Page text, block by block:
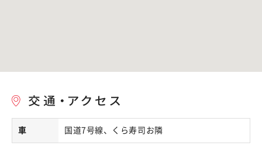
車 国道7号線、くら寿司お隣